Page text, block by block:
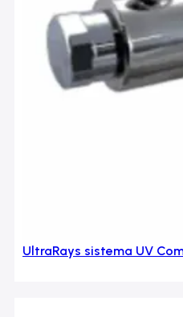
UltraRays sistema UV